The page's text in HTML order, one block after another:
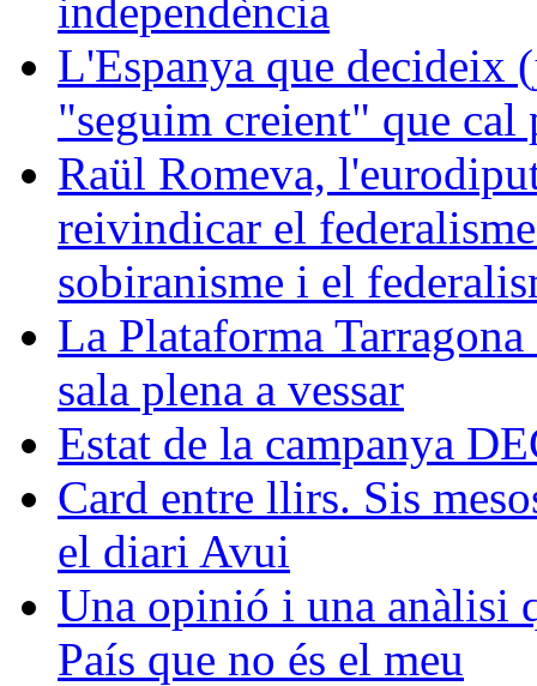
independència
L'Espanya que decideix
"seguim creient" que cal
Raül Romeva,
reivindicar el
sobiranisme i el
La Plataforma
sala plena a vessar
Estat de la campanya
Card entre llirs. Sis
el diari Avui
Una opinió i una anàlisi
País que no és el meu